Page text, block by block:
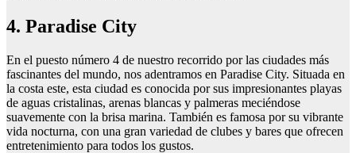
4. Paradise City
En el puesto número 4 de nuestro recorrido por las ciudades más
fascinantes del mundo, nos adentramos en Paradise City. Situada en
la costa este, esta ciudad es conocida por sus impresionantes playas
de aguas cristalinas, arenas blancas y palmeras meciéndose
suavemente con la brisa marina. También es famosa por su vibrante
vida nocturna, con una gran variedad de clubes y bares que ofrecen
entretenimiento para todos los gustos.